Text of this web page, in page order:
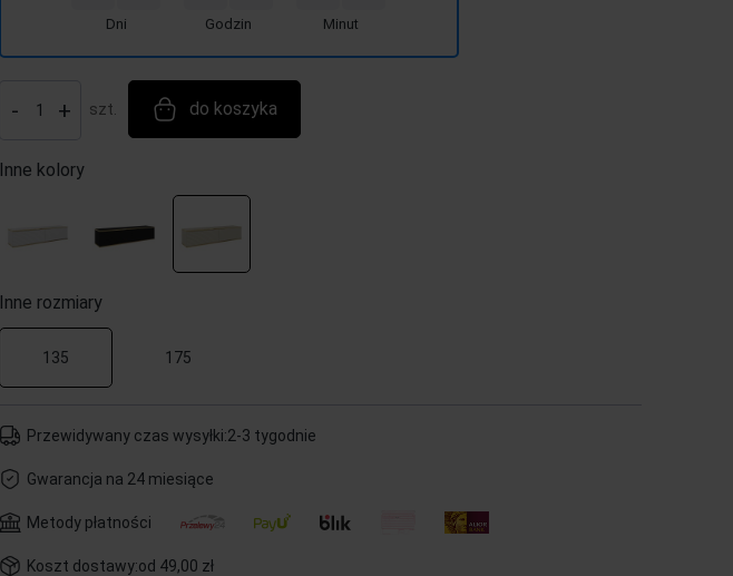
Dni Godzin Minut
+
- szt. do koszyka
Inne kolory
Inne rozmiary
135 175
Przewidywany czas wysyłki:2-3 tygodnie
Gwarancja na 24 miesiące
Metody płatności
Koszt dostawy:od 49,00 zł